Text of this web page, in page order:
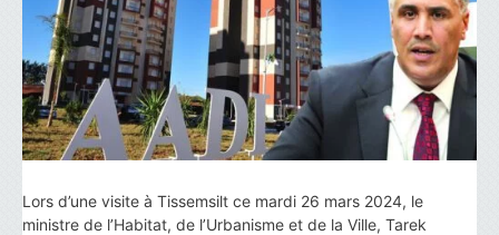
Lors d’une visite à Tissemsilt ce mardi 26 mars 2024, le
ministre de l’Habitat, de l’Urbanisme et de la Ville, Tarek